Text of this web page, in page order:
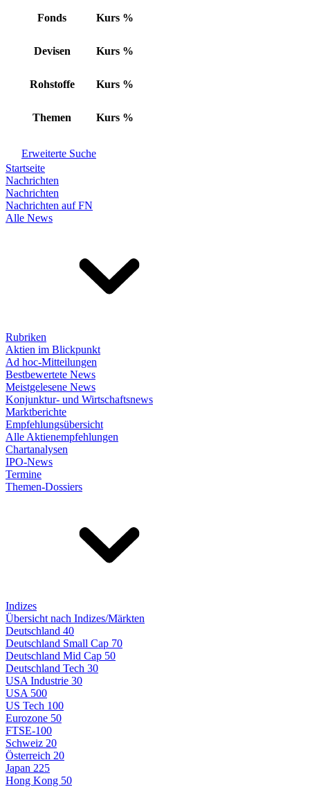
Fonds Kurs %
Devisen Kurs %
Rohstoffe Kurs %
Themen Kurs %
Erweiterte Suche
Startseite
Nachrichten
Nachrichten
Nachrichten auf FN
Alle News
Rubriken
Aktien im Blickpunkt
Ad hoc-Mitteilungen
Bestbewertete News
Meistgelesene News
Konjunktur- und Wirtschaftsnews
Marktberichte
Empfehlungsübersicht
Alle Aktienempfehlungen
Chartanalysen
IPO-News
Termine
Themen-Dossiers
Indizes
Übersicht nach Indizes/Märkten
Deutschland 40
Deutschland Small Cap 70
Deutschland Mid Cap 50
Deutschland Tech 30
USA Industrie 30
USA 500
US Tech 100
Eurozone 50
FTSE-100
Schweiz 20
Österreich 20
Japan 225
Hong Kong 50